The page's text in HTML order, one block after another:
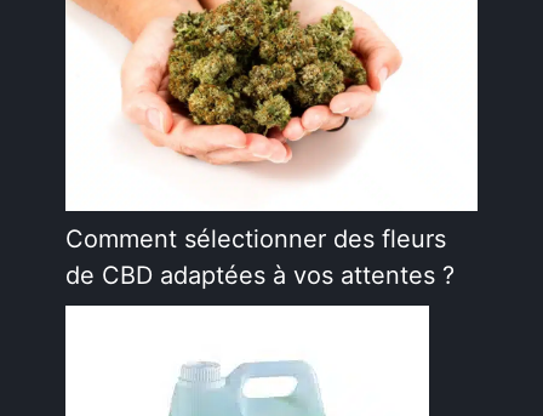
Comment sélectionner des fleurs
de CBD adaptées à vos attentes ?